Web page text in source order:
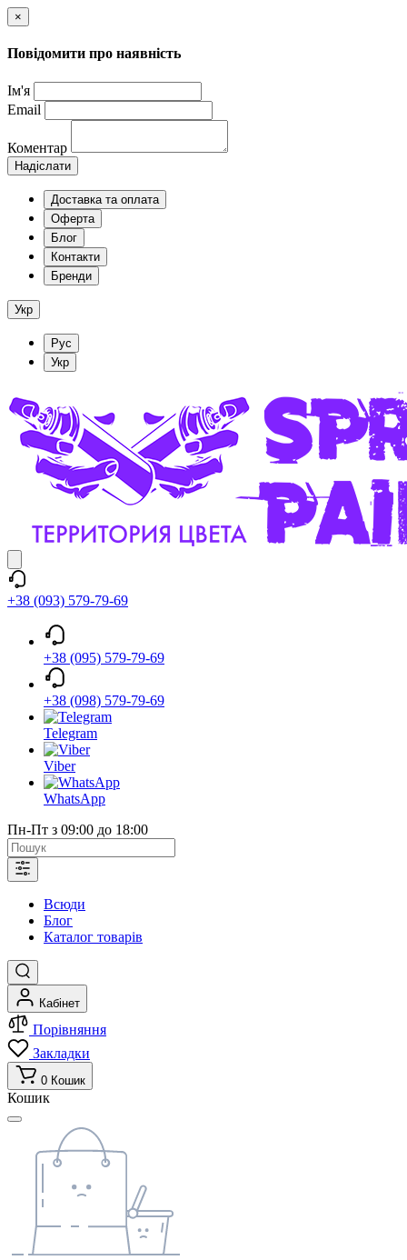
×
Повідомити про наявність
Ім'я
Email
Коментар
Надіслати
Доставка та оплата
Оферта
Блог
Контакти
Бренди
Укр
Рус
Укр
+38 (093) 579-79-69
+38 (095) 579-79-69
+38 (098) 579-79-69
Telegram
Viber
WhatsApp
Пн-Пт з 09:00 до 18:00
Всюди
Блог
Каталог товарів
Кабінет
Порівняння
Закладки
0 Кошик
Кошик